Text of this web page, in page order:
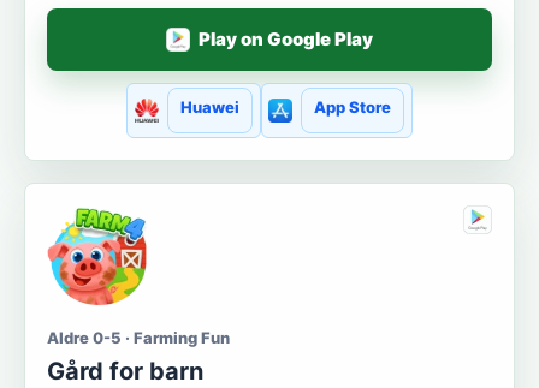
Play on Google Play
Huawei App Store
Aldre 0-5 · Farming Fun
Gård for barn